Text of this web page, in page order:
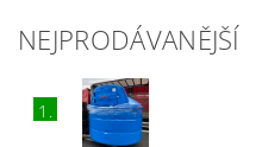
NEJPRODÁVANĚJŠÍ
1.